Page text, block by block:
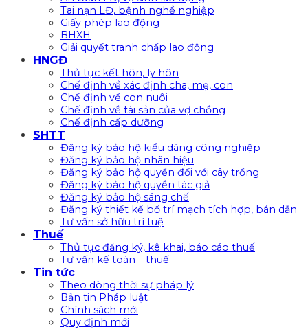
Tai nạn LĐ, bệnh nghề nghiệp
Giấy phép lao động
BHXH
Giải quyết tranh chấp lao động
HNGĐ
Thủ tục kết hôn, ly hôn
Chế định về xác định cha, mẹ, con
Chế định về con nuôi
Chế định về tài sản của vợ chồng
Chế định cấp dưỡng
SHTT
Đăng ký bảo hộ kiểu dáng công nghiệp
Đăng ký bảo hộ nhãn hiệu
Đăng ký bảo hộ quyền đối với cây trồng
Đăng ký bảo hộ quyền tác giả
Đăng ký bảo hộ sáng chế
Đăng ký thiết kế bố trí mạch tích hợp, bán dẫn
Tư vấn sở hữu trí tuệ
Thuế
Thủ tục đăng ký, kê khai, báo cáo thuế
Tư vấn kế toán – thuế
Tin tức
Theo dòng thời sự pháp lý
Bản tin Pháp luật
Chính sách mới
Quy định mới